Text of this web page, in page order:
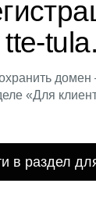
«Для
в раздел